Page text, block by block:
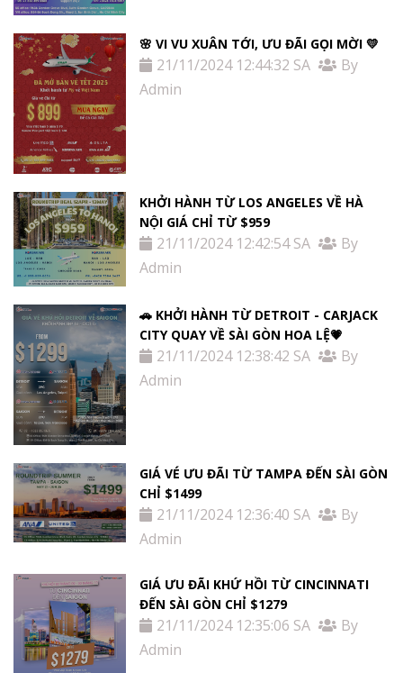
🌸 VI VU XUÂN TỚI, ƯU ĐÃI GỌI MỜI 💛
21/11/2024 12:44:32 SA
By
Admin
KHỞI HÀNH TỪ LOS ANGELES VỀ HÀ
NỘI GIÁ CHỈ TỪ $959
21/11/2024 12:42:54 SA
By
Admin
🚗 KHỞI HÀNH TỪ DETROIT - CARJACK
CITY QUAY VỀ SÀI GÒN HOA LỆ💗
21/11/2024 12:38:42 SA
By
Admin
GIÁ VÉ ƯU ĐÃI TỪ TAMPA ĐẾN SÀI GÒN
CHỈ $1499
21/11/2024 12:36:40 SA
By
Admin
GIÁ ƯU ĐÃI KHỨ HỒI TỪ ​​CINCINNATI
ĐẾN SÀI GÒN CHỈ $1279
21/11/2024 12:35:06 SA
By
Admin